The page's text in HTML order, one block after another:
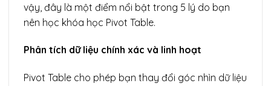
vậy, đây là một điểm nổi bật trong 5 lý do bạn
nên học khóa học Pivot Table.
Phân tích dữ liệu chính xác và linh hoạt
Pivot Table cho phép bạn thay đổi góc nhìn dữ liệu